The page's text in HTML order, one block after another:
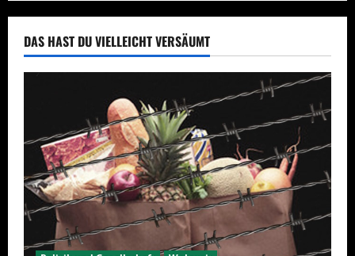
DAS HAST DU VIELLEICHT VERSÄUMT